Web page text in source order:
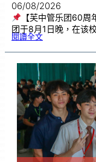
06/08/2026
【芙中管乐团60
团于8月1日晚，在该
閱讀全文:芙
乐
6
0
《
奏
花
悦
韵
》
圆
满
演
出